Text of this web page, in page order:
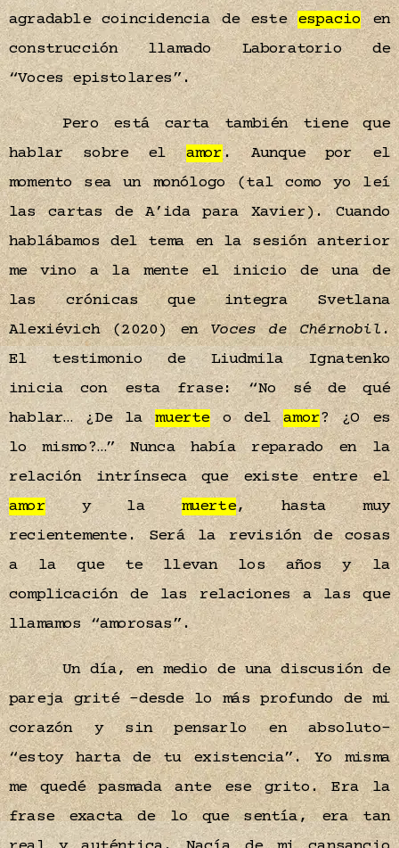
agradable coincidencia de esteespacioen
construcción llamado Laboratorio de
“Voces epistolares”.
Pero está carta también tiene que
hablar sobre el amor. Aunque por el
momento sea un monólogo (tal como yo leí
las cartas de A’ida para Xavier). Cuando
hablábamos del tema en la sesión anterior
me vino a la mente el inicio de una de
las crónicas que integra Svetlana
Alexiévich (2020) enVoces de Chérnobil.
El testimonio de Liudmila Ignatenko
inicia con esta frase: “No sé de qué
hablar… ¿De lamuerteo delamor? ¿O es
lo mismo?…” Nunca había reparado en la
relación intrínseca que existe entre el
amory lamuerte, hasta muy
recientemente. Será la revisión de cosas
a la que te llevan los años y la
complicación de las relaciones a las que
llamamos “amorosas”.
Un día, en medio de una discusión de
pareja grité –desde lo más profundo de mi
corazón y sin pensarlo en absoluto–
“estoy harta de tu existencia”. Yo misma
me quedé pasmada ante ese grito. Era la
frase exacta de lo que sentía, era tan